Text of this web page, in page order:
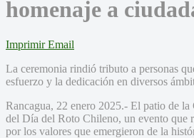
homenaje a
Imprimir Email
La ceremonia rindió tributo a personas
esfuerzo y la dedicación en diversos
Rancagua, 22 enero 2025.- El patio de
del Día del Roto Chileno, un evento que
por los valores que emergieron de la